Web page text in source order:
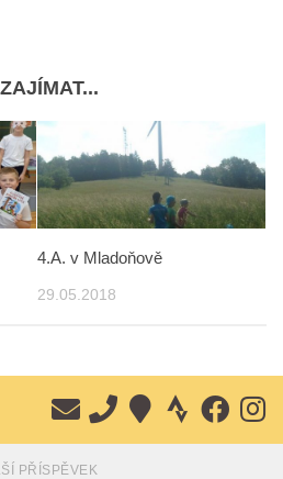
4.A. v Mladoňově
29.05.2018
PŘÍSPĚVEK